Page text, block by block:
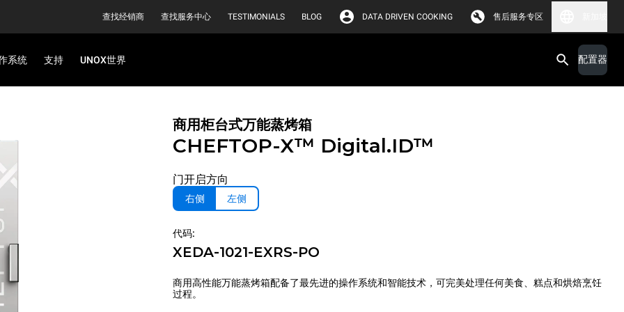
查找经销商 查找服务中心 TESTIMONIALS BLOG DATA DRIVEN COOKING 售后服务专区
系统 支持 UNOX世界 配置器
商用柜台式万能蒸烤箱
CHEFTOP-X™ Digital.ID™
门开启方向
右侧 左侧
代码:
XEDA-1021-EXRS-PO
商用高性能万能蒸烤箱配备了最先进的操作系统和智能技术，可完美处理任何美食、糕点和烘焙烹饪
过程。